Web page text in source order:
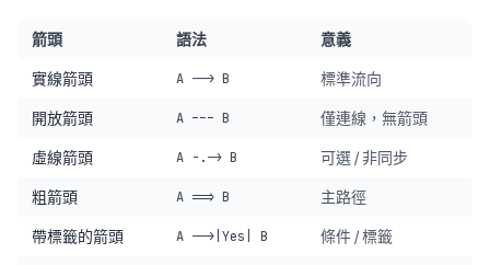
箭頭 語法 意義
實線箭頭 A --> B 標準流向
開放箭頭 A --- B 僅連線，無箭頭
虛線箭頭 A -.-> B 可選 / 非同步
粗箭頭 A ==> B 主路徑
帶標籤的箭頭 A -->|Yes| B 條件 / 標籤